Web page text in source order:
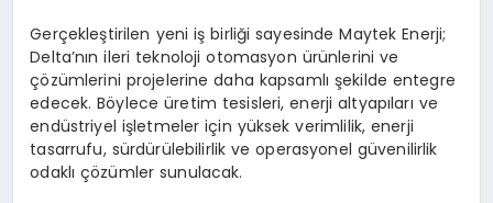
Gerçekleştirilen yeni iş birliği sayesinde Maytek Enerji;
Delta’nın ileri teknoloji otomasyon ürünlerini ve
çözümlerini projelerine daha kapsamlı şekilde entegre
edecek. Böylece üretim tesisleri, enerji altyapıları ve
endüstriyel işletmeler için yüksek verimlilik, enerji
tasarrufu, sürdürülebilirlik ve operasyonel güvenilirlik
odaklı çözümler sunulacak.